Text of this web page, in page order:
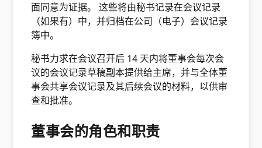
面同意为证据。 这些将由秘书记录在会议记录
（如果有）中，并归档在公司（电子）会议记录
簿中。
秘书力求在会议召开后 14 天内将董事会每次会
议的会议记录草稿副本提供给主席，并与全体董
事会共享会议记录及其后续会议的材料，以供审
查和批准。
董事会的角色和职责